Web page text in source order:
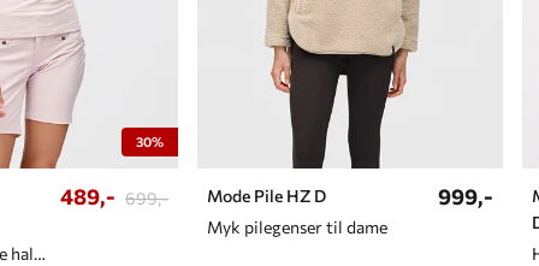
30%
Lett microfleece halfzip til dame
489,- 699,-
Mode Pile HZ D
Myk pilegenser til dame
999,-